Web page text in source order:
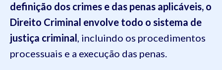
definição dos crimes e das penas aplicáveis, o
Direito Criminal envolve todo o sistema de
justiça criminal, incluindo os procedimentos
processuais e a execução das penas.